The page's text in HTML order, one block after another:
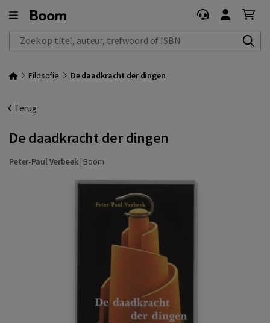
Zoek op titel, auteur, trefwoord of ISBN
Filosofie De daadkracht der dingen
Terug
De daadkracht der dingen
Peter-Paul Verbeek| Boom